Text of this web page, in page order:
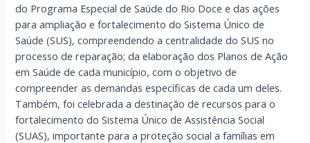
do Programa Especial de Saúde do Rio Doce e das ações
para ampliação e fortalecimento do Sistema Único de
Saúde (SUS), compreendendo a centralidade do SUS no
processo de reparação; da elaboração dos Planos de Ação
em Saúde de cada município, com o objetivo de
compreender as demandas específicas de cada um deles.
Também, foi celebrada a destinação de recursos para o
fortalecimento do Sistema Único de Assistência Social
(SUAS), importante para a proteção social a famílias em